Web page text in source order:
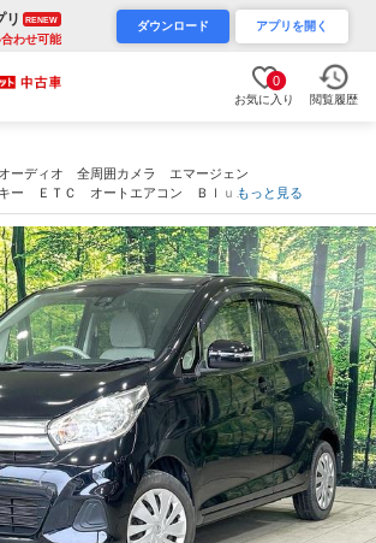
リ RENEW
わせ可能
ダウンロード アプリを開く
0
お気に入り 閲覧履歴
ーディオ 全周囲カメラ エマージェン
ー ＥＴＣ オートエアコン Ｂｌｕｅ
ストップ プライバシーガラス 禁煙
）
もっと見る